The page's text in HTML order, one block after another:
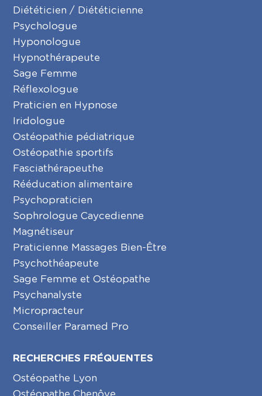
Diététicien / Diététicienne
Psychologue
Hyponologue
Hypnothérapeute
Sage Femme
Réflexologue
Praticien en Hypnose
Iridologue
Ostéopathie pédiatrique
Ostéopathie sportifs
Fasciathérapeuthe
Rééducation alimentaire
Psychopraticien
Sophrologue Caycedienne
Magnétiseur
Praticienne Massages Bien-Être
Psychothéapeute
Sage Femme et Ostéopathe
Psychanalyste
Micropracteur
Conseiller Paramed Pro
RECHERCHES FRÉQUENTES
Ostéopathe Lyon
Ostéopathe Chenôve